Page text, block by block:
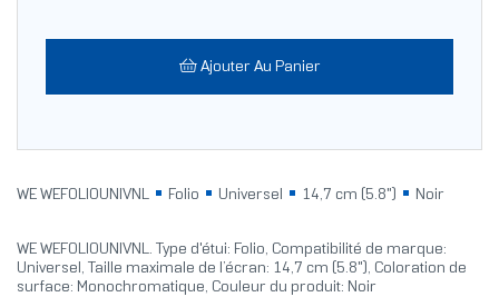
Ajouter Au Panier
WE WEFOLIOUNIVNL Folio Universel 14,7 cm (5.8") Noir
WE WEFOLIOUNIVNL. Type d'étui: Folio, Compatibilité de marque:
Universel, Taille maximale de l’écran: 14,7 cm (5.8"), Coloration de
surface: Monochromatique, Couleur du produit: Noir